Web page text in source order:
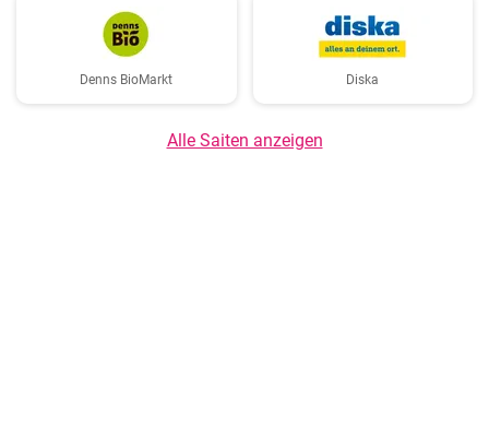
Denns BioMarkt Diska
Alle Saiten anzeigen